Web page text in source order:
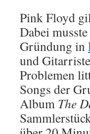
Pink Floyd
Dabei
Gründung in
und
Problemen
Songs der
Album The